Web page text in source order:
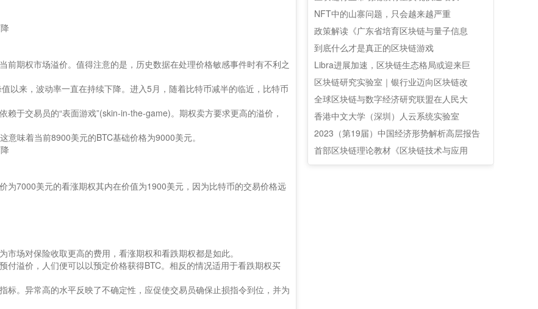
期权市场溢价。值得注意的是，历史数据在处理价格敏感事件时有不利之
以来，波动率一直在持续下降。进入5月，随着比特币减半的临近，比特币
于交易员的“表面游戏”(skin-in-the-game)。期权卖方要求更高的溢价，
意味着当前8900美元的BTC基础价格为9000美元。
为7000美元的看涨期权其内在价值为1900美元，因为比特币的交易价格远
场对保险收取更高的费用，看涨期权和看跌期权都是如此。
溢价，人们便可以以预定价格获得BTC。相反的情况适用于看跌期权买
标。异常高的水平反映了不确定性，应促使交易员确保止损指令到位，并为
NFT中的山寨问题，只会越来越严重
政策解读《广东省培育区块链与量子信息
到底什么才是真正的区块链游戏
Libra进展加速，区块链生态格局或迎来巨
区块链研究实验室｜银行业迈向区块链改
全球区块链与数字经济研究联盟在人民大
香港中文大学（深圳）人云系统实验室
2023（第19届）中国经济形势解析高层报告
首部区块链理论教材《区块链技术与应用